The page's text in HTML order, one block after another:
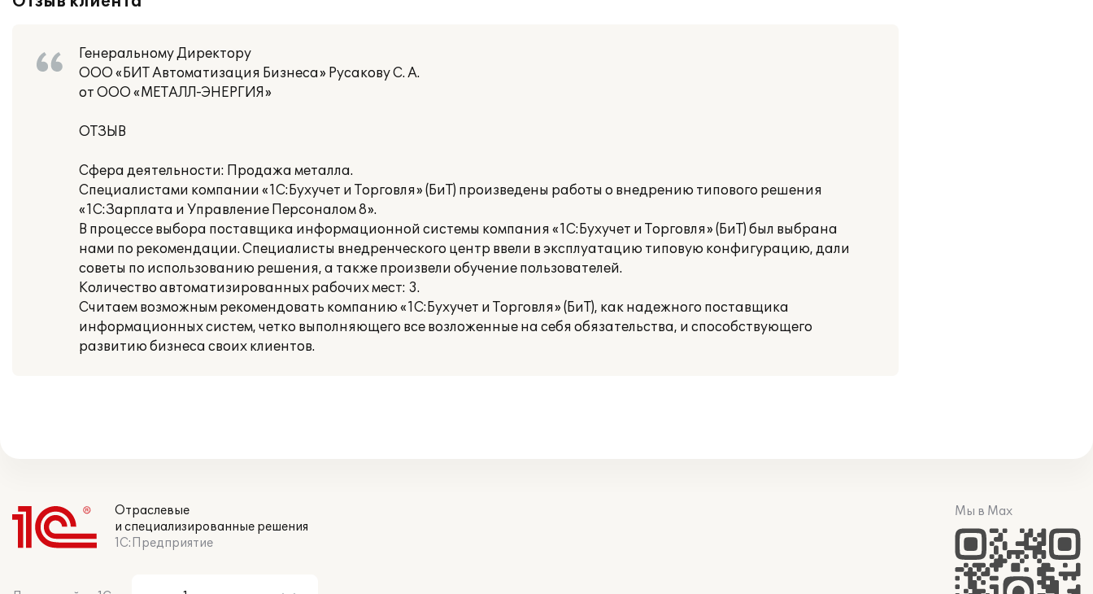
Генеральному Директору
ООО «БИТ Автоматизация Бизнеса» Русакову С. А.
от ООО «МЕТАЛЛ-ЭНЕРГИЯ»
ОТЗЫВ
Сфера деятельности: Продажа металла.
Специалистами компании «1С:Бухучет и Торговля» (БиТ) произведены работы о внедрению типового решения
«1С:Зарплата и Управление Персоналом 8».
В процессе выбора поставщика информационной системы компания «1С:Бухучет и Торговля» (БиТ) был выбрана
нами по рекомендации. Специалисты внедренческого центр ввели в эксплуатацию типовую конфигурацию, дали
советы по использованию решения, а также произвели обучение пользователей.
Количество автоматизированных рабочих мест: 3.
Считаем возможным рекомендовать компанию «1С:Бухучет и Торговля» (БиТ), как надежного поставщика
информационных систем, четко выполняющего все возложенные на себя обязательства, и способствующего
развитию бизнеса своих клиентов.
Отраслевые
и специализированные решения
1С:Предприятие
Мы в Max